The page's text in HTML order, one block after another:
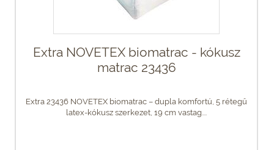
Extra NOVETEX biomatrac - kókusz
matrac 23436
Extra 23436 NOVETEX biomatrac – dupla komfortú, 5 rétegű
latex-kókusz szerkezet, 19 cm vastag....